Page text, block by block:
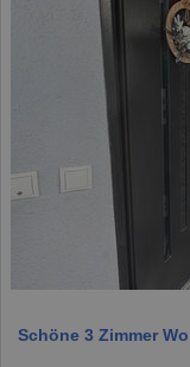
Schöne 3 Zimmer